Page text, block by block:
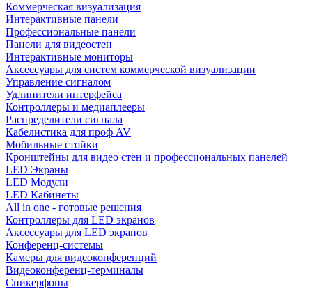
Коммерческая визуализация
Интерактивные панели
Профессиональные панели
Панели для видеостен
Интерактивные мониторы
Аксессуары для систем коммерческой визуализации
Управление сигналом
Удлинители интерфейса
Контроллеры и медиаплееры
Распределители сигнала
Кабелистика для проф AV
Мобильные стойки
Кронштейны для видео стен и профессиональных панелей
LED Экраны
LED Модули
LED Кабинеты
All in one - готовые решения
Контроллеры для LED экранов
Аксессуары для LED экранов
Конференц-системы
Камеры для видеоконференций
Видеоконференц-терминалы
Спикерфоны